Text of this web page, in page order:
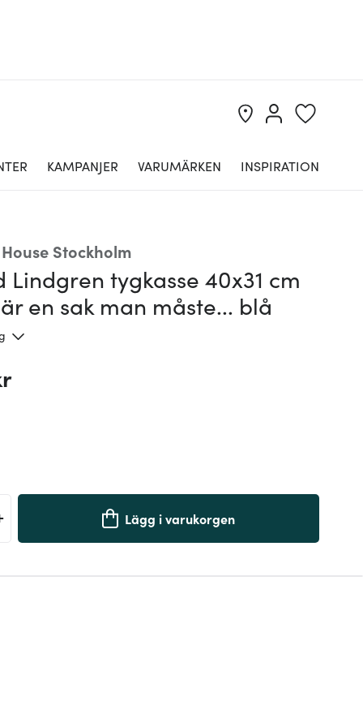
KAMPANJER VARUMÄRKEN INSPIRATION
Stockholm
Lindgren tygkasse 40x31 cm
en sak man måste... blå
Lägg i varukorgen